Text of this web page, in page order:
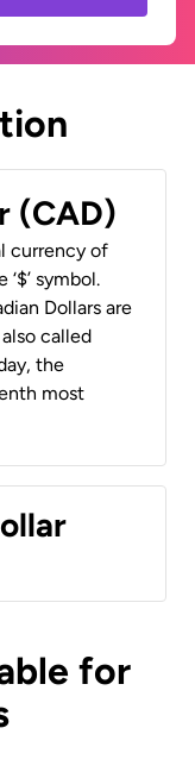
(CAD)
currency of
symbol.
Dollars are
called
the
most
for